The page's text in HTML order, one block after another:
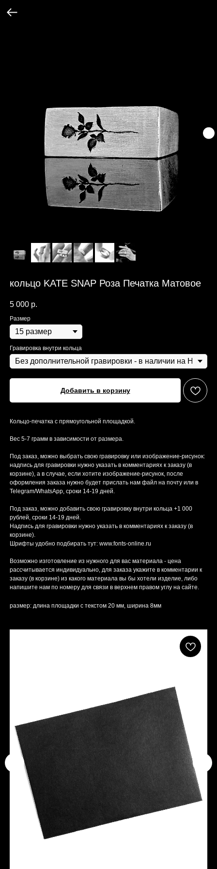
кольцо KATE SNAP Роза Печатка Матовое
5 000 р.
Размер
Гравировка внутри кольца
Добавить в корзину
Кольцо-печатка с прямоугольной площадкой.
Вес 5-7 грамм в зависимости от размера.
Под заказ, можно выбрать свою гравировку или изображение-рисунок:
надпись для гравировки нужно указать в комментариях к заказу (в
корзине), а в случае, если хотите изображение-рисунок, после
оформления заказа нужно будет прислать нам файл на почту или в
Telegram/WhatsApp, сроки 14-19 дней.
Под заказ, можно добавить свою гравировку внутри кольца +1 000
рублей, сроки 14-19 дней.
Надпись для гравировки нужно указать в комментариях к заказу (в
корзине).
Шрифты удобно подбирать тут: www.fonts-online.ru
Возможно изготовление из нужного для вас материала - цена
рассчитывается индивидуально, для заказа укажите в комментарии к
заказу (в корзине) из какого материала вы бы хотели изделие, либо
напишите нам по номеру для связи в верхнем правом углу на сайте.
размер: длина площадки с текстом 20 мм, ширина 8мм